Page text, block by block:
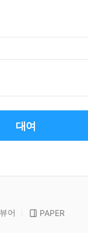
대여
어
PAPER